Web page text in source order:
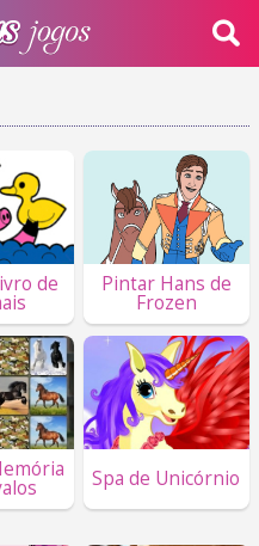
de Pintar Hans de
Frozen
Spa de Unicórnio